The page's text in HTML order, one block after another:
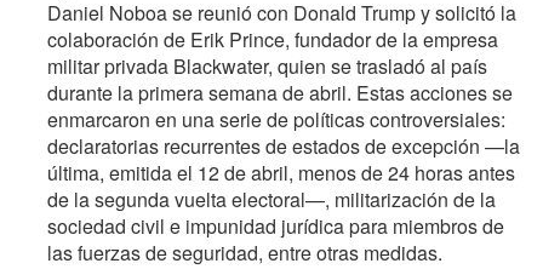
Daniel Noboa se reunió con Donald Trump y solicitó la
colaboración de Erik Prince, fundador de la empresa
militar privada Blackwater, quien se trasladó al país
durante la primera semana de abril. Estas acciones se
enmarcaron en una serie de políticas controversiales:
declaratorias recurrentes de estados de excepción —la
última, emitida el 12 de abril, menos de 24 horas antes
de la segunda vuelta electoral—, militarización de la
sociedad civil e impunidad jurídica para miembros de
las fuerzas de seguridad, entre otras medidas.